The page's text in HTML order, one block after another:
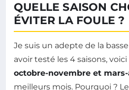
QUELLE SAISON
ÉVITER LA FOULE ?
Je suis un adepte de la
avoir testé les 4 saisons,
octobre-novembre et
meilleurs mois. Pourquoi ?